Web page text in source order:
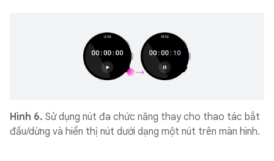
Hình 6. Sử dụng nút đa chức năng thay cho thao tác bắt
đầu/dừng và hiển thị nút dưới dạng một nút trên màn hình.